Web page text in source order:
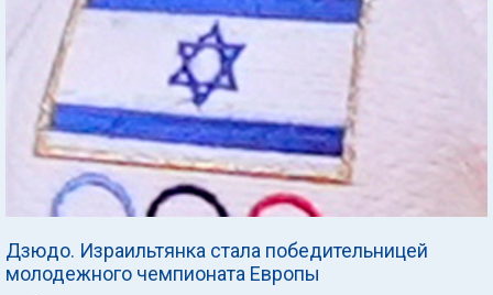
Дзюдо. Израильтянка стала победительницей
молодежного чемпионата Европы